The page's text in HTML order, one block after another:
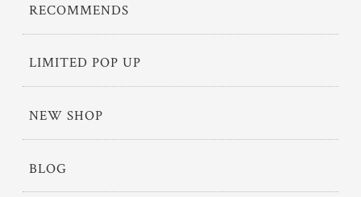
RECOMMENDS
LIMITED POP UP
NEW SHOP
BLOG